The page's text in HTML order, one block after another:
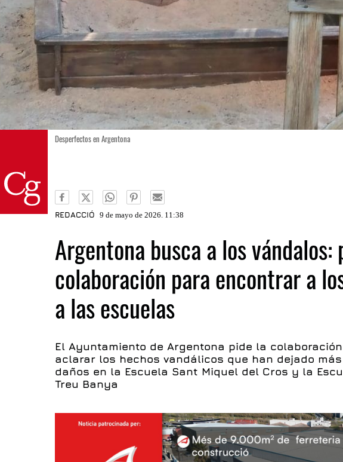
Desperfectos en Argentona
REDACCIÓ 9 de mayo de 2026. 11:38
Argentona busca a los vándalos:
colaboración para encontrar a
a las escuelas
El Ayuntamiento de Argentona pide la
aclarar los hechos vandálicos que han dejado más
daños en la Escuela Sant Miquel del Cros y la
Treu Banya